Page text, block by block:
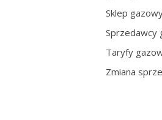
Sklep
Sprzedawcy
Taryfy
Zmiana